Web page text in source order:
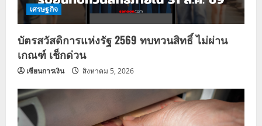
เศรษฐกิจ
บัตรสวัสดิการแห่งรัฐ 2569 ทบทวนสิทธิ์ ไม่ผ่าน
เกณฑ์ เช็กด่วน
เซียนการเงิน สิงหาคม 5, 2026